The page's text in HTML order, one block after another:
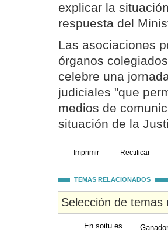
explicar la
respuesta del
Las asociaciones
órganos
celebre una
judiciales "que
medios de
situación de la
Imprimir Rectificar
TEMAS RELACIONADOS
Selección de
En soitu.es